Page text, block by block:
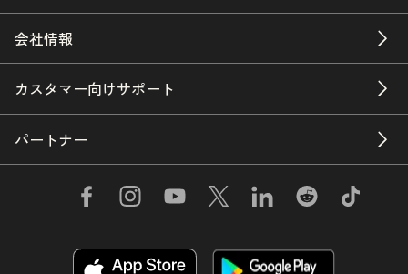
会社情報
カスタマー向けサポート
パートナー